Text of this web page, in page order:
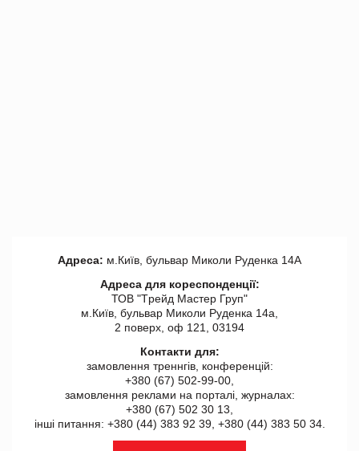
Адреса: м.Київ, бульвар Миколи Руденка 14А
Адреса для кореспонденції:
ТОВ "Tрейд Мастер Груп"
м.Київ, бульвар Миколи Руденка 14а,
2 поверх, оф 121, 03194
Контакти для:
замовлення треннгів, конференцій:
+380 (67) 502-99-00,
замовлення реклами на порталі, журналах:
+380 (67) 502 30 13,
інші питання: +380 (44) 383 92 39, +380 (44) 383 50 34.